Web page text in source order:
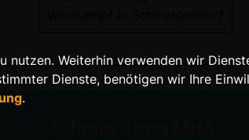
Weiterhin verwenden wir
Dienste, benötigen wir Ihre
.